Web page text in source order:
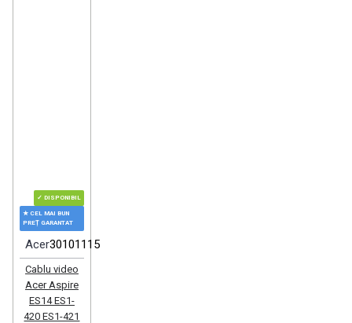
✓ DISPONIBIL
★ CEL MAI BUN
PREȚ GARANTAT
Acer30101115
Cablu video
Acer Aspire
ES14 ES1-
420 ES1-421